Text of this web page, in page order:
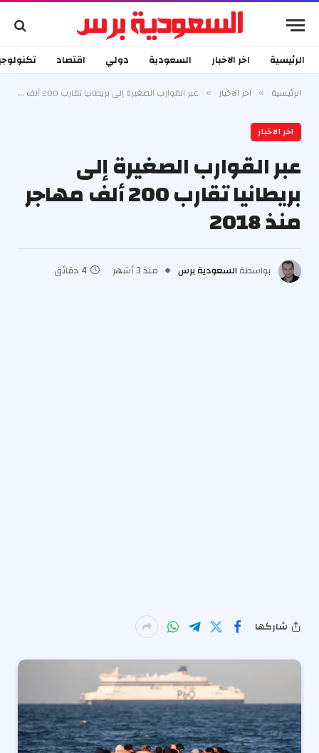
الرئيسية اخر الاخبار السعودية دولي اقتصاد
الرئيسية » اخر الاخبار » عبر القوارب الصغيرة إلى بريطانيا تقارب 200 ألف مهاجر منذ 2018
اخر الاخبار
عبر القوارب الصغيرة إلى
بريطانيا تقارب 200 ألف مهاجر
منذ 2018
بواسطة السعودية برس منذ 3 أشهر 4 دقائق
شاركها